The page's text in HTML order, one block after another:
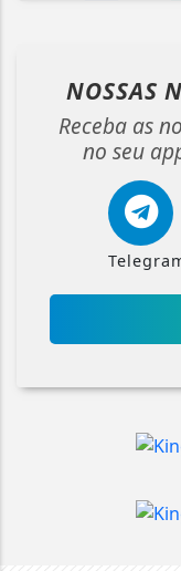
NOSSAS
Receba as
no seu